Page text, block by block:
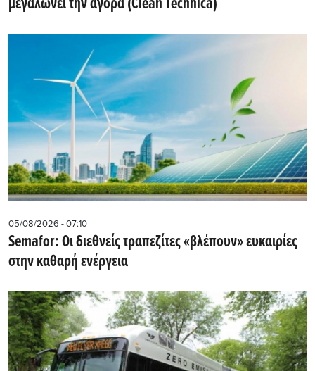
05/08/2026 - 07:10
Semafor: Οι διεθνείς τραπεζίτες «βλέπουν» ευκαιρίες
στην καθαρή ενέργεια